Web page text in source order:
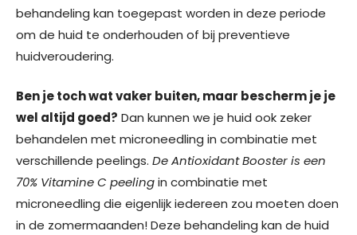
behandeling kan toegepast worden in deze periode
om de huid te onderhouden of bij preventieve
huidveroudering.
Ben je toch wat vaker buiten, maar bescherm je je
wel altijd goed? Dan kunnen we je huid ook zeker
behandelen met microneedling in combinatie met
verschillende peelings. De Antioxidant Booster is een
70% Vitamine C peelingin combinatie met
microneedling die eigenlijk iedereen zou moeten doen
in de zomermaanden! Deze behandeling kan de huid